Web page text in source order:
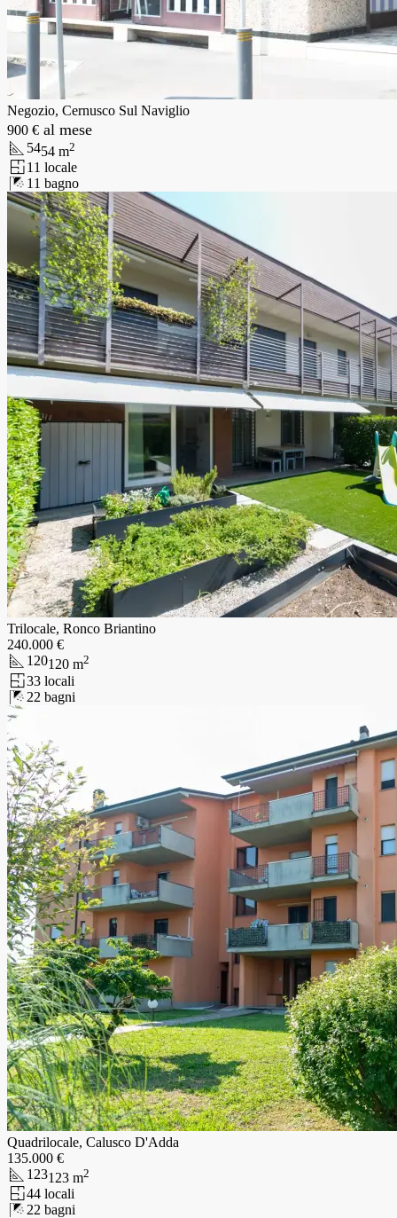
Negozio, Cernusco Sul Naviglio
900 € al mese
5454 m2
1 1 locale
1 1 bagno
Trilocale, Ronco Briantino
240.000 €
120120 m2
33 locali
22 bagni
Quadrilocale, Calusco D'Adda
135.000 €
123123 m2
44 locali
22 bagni